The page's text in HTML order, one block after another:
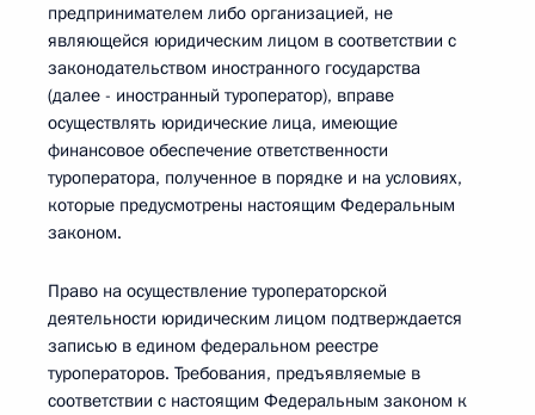
предпринимателем либо организацией, не
являющейся юридическим лицом в соответствии с
законодательством иностранного государства
(далее - иностранный туроператор), вправе
осуществлять юридические лица, имеющие
финансовое обеспечение ответственности
туроператора, полученное в порядке и на условиях,
которые предусмотрены настоящим Федеральным
законом.
Право на осуществление туроператорской
деятельности юридическим лицом подтверждается
записью в едином федеральном реестре
туроператоров. Требования, предъявляемые в
соответствии с настоящим Федеральным законом к